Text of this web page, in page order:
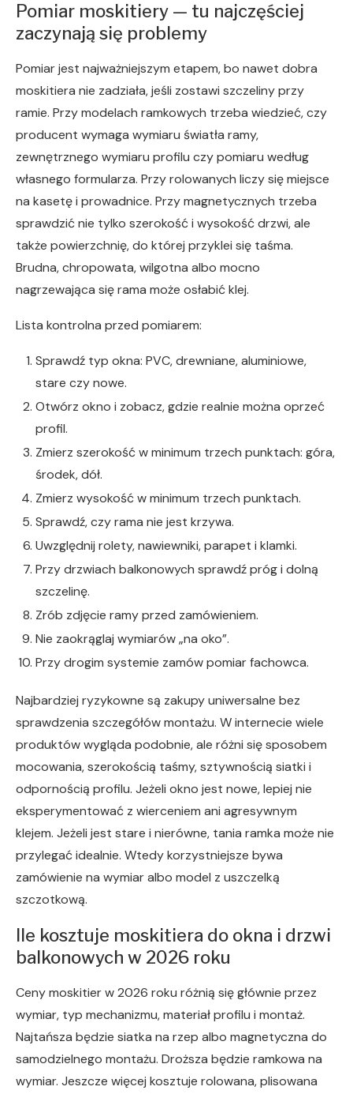
Pomiar moskitiery — tu najczęściej
zaczynają się problemy
Pomiar jest najważniejszym etapem, bo nawet dobra
moskitiera nie zadziała, jeśli zostawi szczeliny przy
ramie. Przy modelach ramkowych trzeba wiedzieć, czy
producent wymaga wymiaru światła ramy,
zewnętrznego wymiaru profilu czy pomiaru według
własnego formularza. Przy rolowanych liczy się miejsce
na kasetę i prowadnice. Przy magnetycznych trzeba
sprawdzić nie tylko szerokość i wysokość drzwi, ale
także powierzchnię, do której przyklei się taśma.
Brudna, chropowata, wilgotna albo mocno
nagrzewająca się rama może osłabić klej.
Lista kontrolna przed pomiarem:
Sprawdź typ okna: PVC, drewniane, aluminiowe,
stare czy nowe.
Otwórz okno i zobacz, gdzie realnie można oprzeć
profil.
Zmierz szerokość w minimum trzech punktach: góra,
środek, dół.
Zmierz wysokość w minimum trzech punktach.
Sprawdź, czy rama nie jest krzywa.
Uwzględnij rolety, nawiewniki, parapet i klamki.
Przy drzwiach balkonowych sprawdź próg i dolną
szczelinę.
Zrób zdjęcie ramy przed zamówieniem.
Nie zaokrąglaj wymiarów „na oko”.
Przy drogim systemie zamów pomiar fachowca.
Najbardziej ryzykowne są zakupy uniwersalne bez
sprawdzenia szczegółów montażu. W internecie wiele
produktów wygląda podobnie, ale różni się sposobem
mocowania, szerokością taśmy, sztywnością siatki i
odpornością profilu. Jeżeli okno jest nowe, lepiej nie
eksperymentować z wierceniem ani agresywnym
klejem. Jeżeli jest stare i nierówne, tania ramka może nie
przylegać idealnie. Wtedy korzystniejsze bywa
zamówienie na wymiar albo model z uszczelką
szczotkową.
Ile kosztuje moskitiera do okna i drzwi
balkonowych w 2026 roku
Ceny moskitier w 2026 roku różnią się głównie przez
wymiar, typ mechanizmu, materiał profilu i montaż.
Najtańsza będzie siatka na rzep albo magnetyczna do
samodzielnego montażu. Droższa będzie ramkowa na
wymiar. Jeszcze więcej kosztuje rolowana, plisowana